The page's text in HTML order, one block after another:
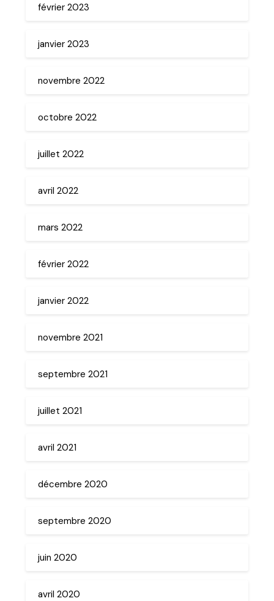
février 2023
janvier 2023
novembre 2022
octobre 2022
juillet 2022
avril 2022
mars 2022
février 2022
janvier 2022
novembre 2021
septembre 2021
juillet 2021
avril 2021
décembre 2020
septembre 2020
juin 2020
avril 2020